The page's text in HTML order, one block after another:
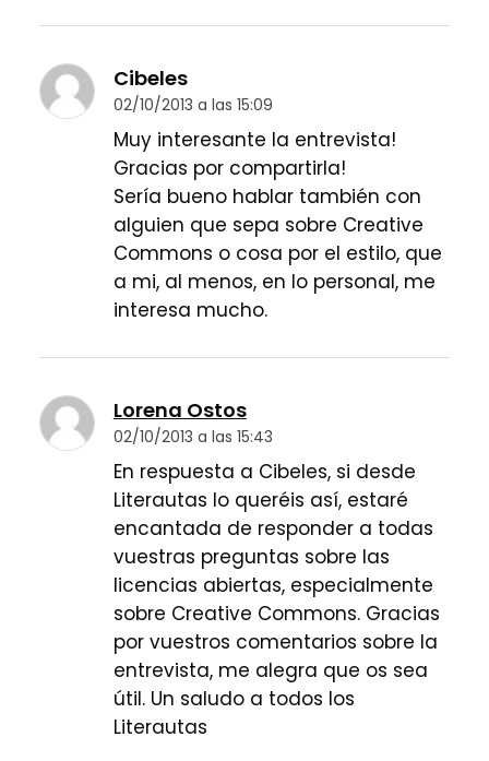
Cibeles
02/10/2013 a las 15:09
Muy interesante la entrevista!
Gracias por compartirla!
Sería bueno hablar también con
alguien que sepa sobre Creative
Commons o cosa por el estilo, que
a mi, al menos, en lo personal, me
interesa mucho.
Lorena Ostos
02/10/2013 a las 15:43
En respuesta a Cibeles, si desde
Literautas lo queréis así, estaré
encantada de responder a todas
vuestras preguntas sobre las
licencias abiertas, especialmente
sobre Creative Commons. Gracias
por vuestros comentarios sobre la
entrevista, me alegra que os sea
útil. Un saludo a todos los
Literautas